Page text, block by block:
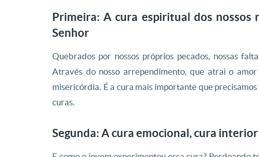
Primeira: A cura espiritual dos nossos
Senhor
Quebrados por nossos próprios pecados, nossas
Através do nosso arrependimento, que atrai o
misericórdia. É a cura mais importante que
curas.
Segunda: A cura emocional, cura